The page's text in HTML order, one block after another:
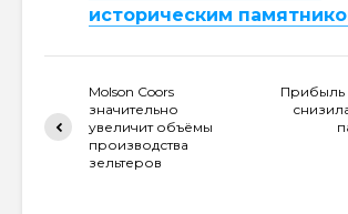
историческим
Molson Coors
значительно
увеличит объёмы
производства
зельтеров
Прибыль